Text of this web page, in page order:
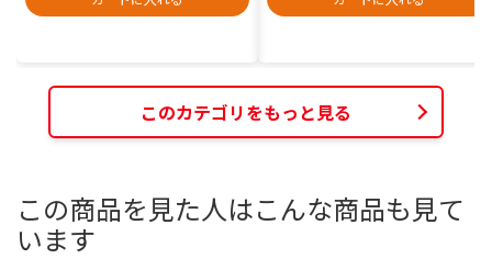
このカテゴリをもっと見る
この商品を見た人はこんな商品も見て
います